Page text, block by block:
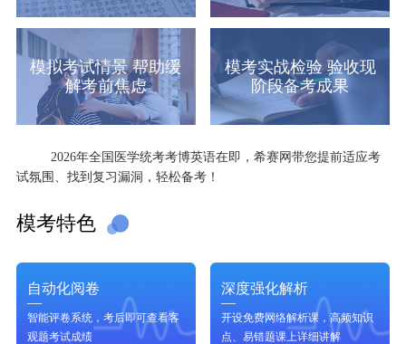
模拟考试情景 帮助缓
解考前焦虑
模考实战检验 验收现
阶段备考成果
2026年全国医学统考考博英语在即，希赛网带您提前适应考
试氛围、找到复习漏洞，轻松备考！
模考特色
自动化阅卷
智能评卷系统，考后即可查看客
观题考试成绩
深度强化解析
开设免费网络解析课，高频知识
点、易错题课上详细讲解